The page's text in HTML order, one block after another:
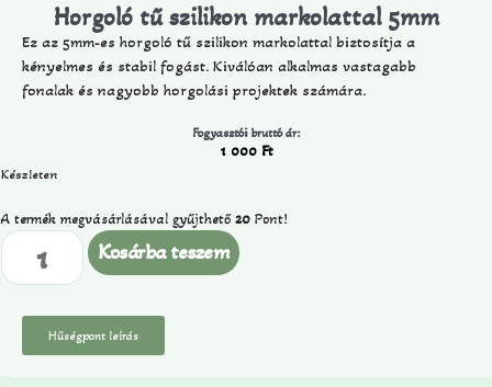
Horgoló tű szilikon markolattal 5mm
Ez az 5mm-es horgoló tű szilikon markolattal biztosítja a
kényelmes és stabil fogást. Kiválóan alkalmas vastagabb
fonalak és nagyobb horgolási projektek számára.
Fogyasztói bruttó ár:
1 000 Ft
Készleten
A termék megvásárlásával gyűjthető20 Pont!
Kosárba teszem
Hűségpont leírás